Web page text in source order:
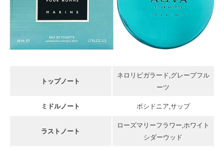
トップノート
ネロリビガラード,グレープフル
ーツ
ミドルノート ボシドニア,サップ
ラストノート
ローズマリーフラワー,ホワイト
シダーウッド